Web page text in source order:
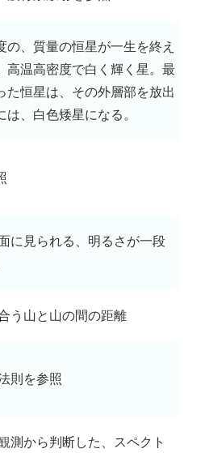
の、質量の恒星が一生を終え
高温高密度で白く輝く星。最
た恒星は、その外層部を放出
は、白色矮星になる。
に見られる、明るさが一段
う山と山の間の距離
則を参照
測から判断した、スペクト